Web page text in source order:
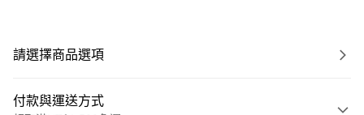
請選擇商品選項
付款與運送方式